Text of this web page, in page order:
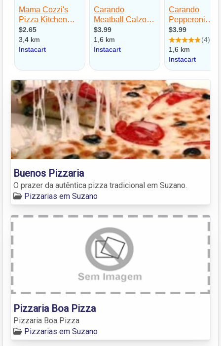
Buenos Pizzaria
O prazer da autêntica pizza tradicional em Suzano.
Pizzarias em Suzano
Pizzaria Boa Pizza
Pizzaria Boa Pizza
Pizzarias em Suzano